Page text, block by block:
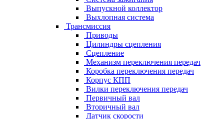
Выпускной коллектор
Выхлопная система
Трансмиссия
Приводы
Цилиндры сцепления
Сцепление
Механизм переключения передач
Коробка переключения передач
Корпус КПП
Вилки переключения передач
Первичный вал
Вторичный вал
Датчик скорости